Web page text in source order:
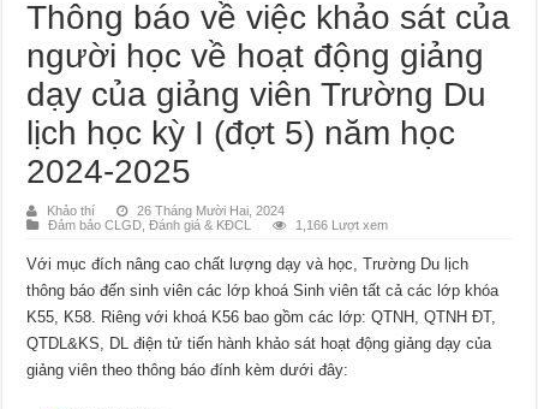
Thông báo về việc khảo sát của
người học về hoạt động giảng
dạy của giảng viên Trường Du
lịch học kỳ I (đợt 5) năm học
2024-2025
Khảo thí
26 Tháng Mười Hai, 2024
Đảm bảo CLGD ,Đánh giá & KĐCL 1,166 Lượt xem
Với mục đích nâng cao chất lượng dạy và học, Trường Du lịch
thông báo đến sinh viên cáclớp khoá Sinh viên tất cả các lớp khóa
K55, K58. Riêng với khoá K56 bao gồm các lớp: QTNH, QTNH ĐT,
QTDL&KS, DL điện tửtiến hành khảo sát hoạt động giảng dạy của
giảng viên theo thông báo đính kèm dưới đây: